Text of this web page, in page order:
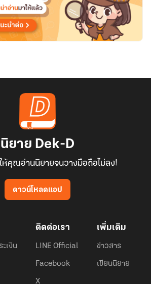
นิยาย Dek-D
ห้คุณอ่านนิยายจนวางมือถือไม่ลง!
ดาวน์โหลดแอป
เงิน
ติดต่อเรา
LINE Official
Facebook
X
เพิ่มเติม
ข่าวสาร
เขียนนิยาย